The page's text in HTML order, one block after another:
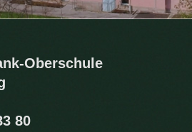
Oberschule
80